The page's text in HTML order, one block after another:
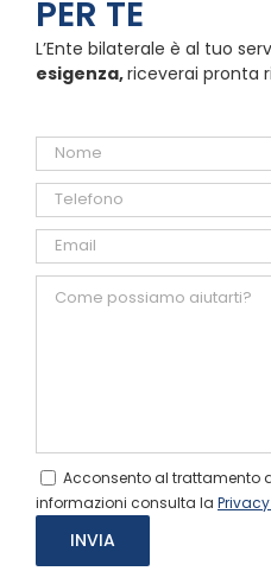
PER TE
L’Ente bilaterale è al tuo
esigenza,riceverai pronta
Acconsento al trattamento
informazioni consulta la